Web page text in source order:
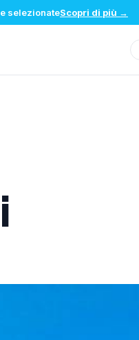
selezionateScopri di più →